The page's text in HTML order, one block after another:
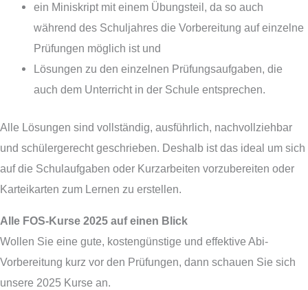
ein Miniskript mit einem Übungsteil, da so auch
während des Schuljahres die Vorbereitung auf einzelne
Prüfungen möglich ist und
Lösungen zu den einzelnen Prüfungsaufgaben, die
auch dem Unterricht in der Schule entsprechen.
Alle Lösungen sind vollständig, ausführlich, nachvollziehbar
und schülergerecht geschrieben. Deshalb ist das ideal um sich
auf die Schulaufgaben oder Kurzarbeiten vorzubereiten oder
Karteikarten zum Lernen zu erstellen.
Alle FOS-Kurse 2025 auf einen Blick
Wollen Sie eine gute, kostengünstige und effektive Abi-
Vorbereitung kurz vor den Prüfungen, dann schauen Sie sich
unsere 2025 Kurse an.